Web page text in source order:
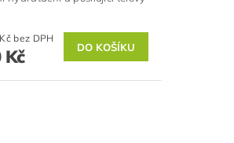
2 314,05 Kč bez DPH
Kč